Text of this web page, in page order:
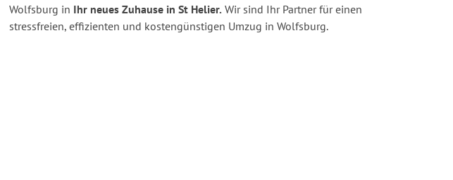
Wolfsburg in Ihr neues Zuhause in St Helier. Wir sind Ihr Partner für einen
stressfreien, effizienten und kostengünstigen Umzug in Wolfsburg.